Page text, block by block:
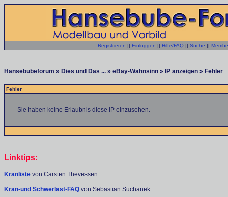
Registrieren || Einloggen || Hilfe/FAQ || Suche ||
Hansebubeforum » Dies und Das ... » eBay-Wahnsinn » IP anzeigen » Fehler
Fehler
Sie haben keine Erlaubnis diese IP einzusehen.
Linktips:
Kranliste von Carsten Thevessen
Kran-und Schwerlast-FAQ von Sebastian Suchanek